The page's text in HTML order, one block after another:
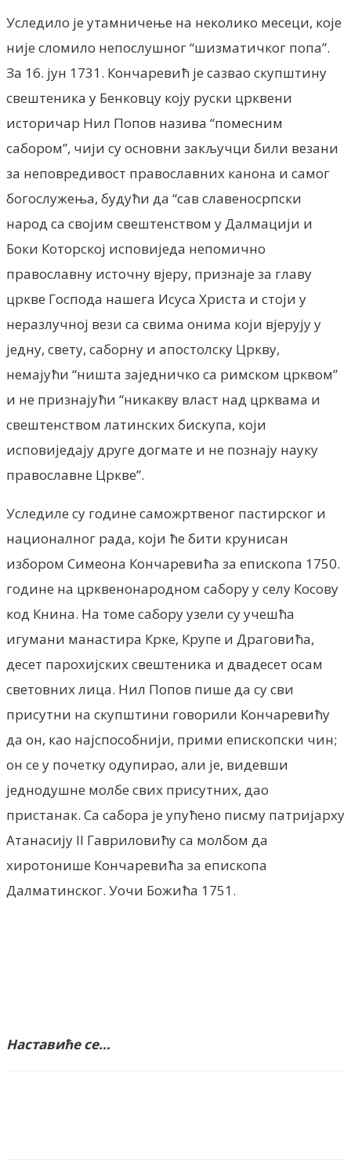
Уследило је утамничење на неколико месеци, које
није сломило непослушног “шизматичког попа”.
За 16. јун 1731. Кончаревић је сазвао скупштину
свештеника у Бенковцу коју руски црквени
историчар Нил Попов назива “помесним
сабором”, чији су основни закључци били везани
за неповредивост православних канона и самог
богослужења, будући да “сав славеносрпски
народ са својим свештенством у Далмацији и
Боки Которској исповиједа непомично
православну источну вјеру, признаје за главу
цркве Господа нашега Исуса Христа и стоји у
неразлучној вези са свима онима који вјерују у
једну, свету, саборну и апостолску Цркву,
немајући “ништа заједничко са римском црквом”
и не признајући “никакву власт над црквама и
свештенством латинских бискупа, који
исповиједају друге догмате и не познају науку
православне Цркве”.
Уследиле су године саможртвеног пастирског и
националног рада, који ће бити крунисан
избором Симеона Кончаревића за епископа 1750.
године на црквенонародном сабору у селу Косову
код Книна. На томе сабору узели су учешћа
игумани манастира Крке, Крупе и Драговића,
десет парохијских свештеника и двадесет осам
световних лица. Нил Попов пише да су сви
присутни на скупштини говорили Кончаревићу
да он, као најспособнији, прими епископски чин;
он се у почетку одупирао, али је, видевши
једнодушне молбе свих присутних, дао
пристанак. Са сабора је упућено писму патријарху
Атанасију II Гавриловићу са молбом да
хиротонише Кончаревића за епископа
Далматинског. Уочи Божића 1751.
Наставиће се…